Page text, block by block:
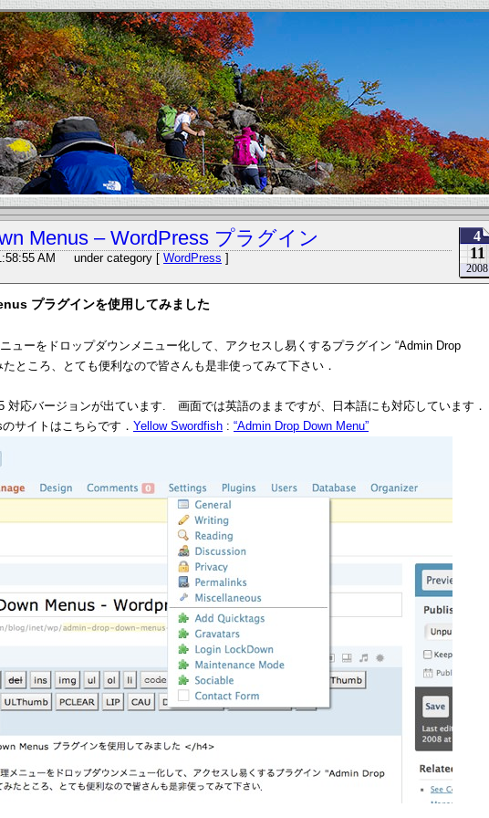
4
11
2008
Menus – WordPress プラグイン
AM under category [ WordPress ]
プラグインを使用してみました
ューをドロップダウンメニュー化して、アクセスし易くするプラグイン “Admin Drop
たところ、とても便利なので皆さんも是非使ってみて下さい．
対応バージョンが出ています. 画面では英語のままですが、日本語にも対応しています．
サイトはこちらです． Yellow Swordfish : “Admin Drop Down Menu”